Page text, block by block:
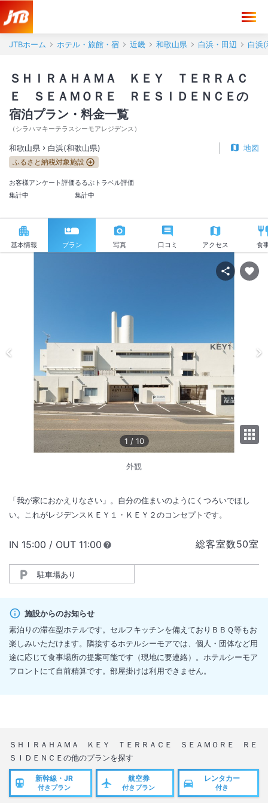
JTBホーム ホテル・旅館・宿 近畿 和歌山県 白浜・田辺 白浜
ＳＨＩＲＡＨＡＭＡ ＫＥＹ ＴＥＲＲＡＣ
Ｅ ＳＥＡＭＯＲＥ ＲＥＳＩＤＥＮＣＥの
宿泊プラン・料金一覧
（ シラハマキーテラスシーモアレジデンス ）
和歌山県 白浜(和歌山県) 地図
ふるさと納税対象施設
お客様アンケート評価
集計中
るるぶトラベル評価
集計中
基本情報 プラン 写真 口コミ アクセス 食
1 / 10
外観
「我が家におかえりなさい」。自分の住まいのようにくつろいでほし
い。これがレジデンスＫＥＹ１・ＫＥＹ２のコンセプトです。
総客室数50室
IN チェックイン
15:00 / OUT チェックアウト
11:00
駐車場あり
施設からのお知らせ
素泊りの滞在型ホテルです。セルフキッチンを備えておりＢＢＱ等もお
楽しみいただけます。隣接するホテルシーモアでは、個人・団体など用
途に応じて食事場所の提案可能です（現地に要連絡）。ホテルシーモア
フロントにて自前精算です。部屋掛けは利用できません。
ＳＨＩＲＡＨＡＭＡ ＫＥＹ ＴＥＲＲＡＣＥ ＳＥＡＭＯＲＥ ＲＥ
ＳＩＤＥＮＣＥの他のプランを探す
新幹線・JR
付きプラン
航空券
付きプラン
レンタカー
付き